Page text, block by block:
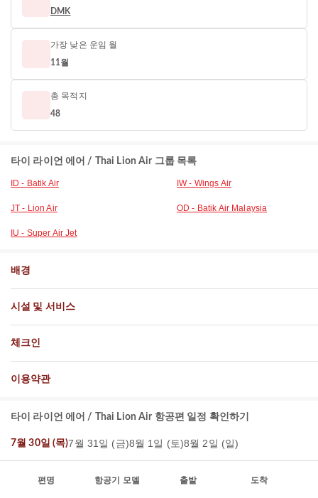
DMK
가장 낮은 운임 월
11월
총 목적지
48
타이 라이언 에어 / Thai Lion Air 그룹 목록
ID - Batik Air IW - Wings Air
JT - Lion Air OD - Batik Air Malaysia
IU - Super Air Jet
배경
시설 및 서비스
체크인
이용약관
타이 라이언 에어 / Thai Lion Air 항공편 일정 확인하기
7월 30일 (목)7월 31일 (금)8월 1일 (토)8월 2일 (일)
편명 항공기 모델 출발 도착